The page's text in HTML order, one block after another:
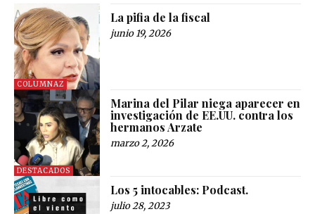
COLUMNAZ
La pifia de la fiscal
junio 19, 2026
DESTACADOS
Marina del Pilar niega aparecer en
investigación de EE.UU. contra los
hermanos Arzate
marzo 2, 2026
Los 5 intocables: Podcast.
julio 28, 2023